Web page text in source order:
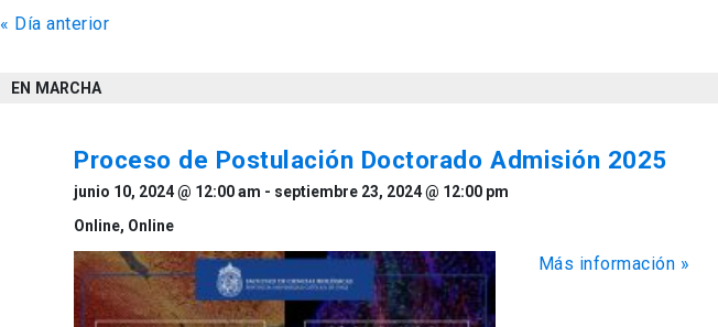
de
vistas
Eventos
« Día anterior
EN MARCHA
Proceso de Postulación Doctorado Admisión 2025
junio 10, 2024 @ 12:00 am - septiembre 23, 2024 @ 12:00 pm
Online, Online
Más información »